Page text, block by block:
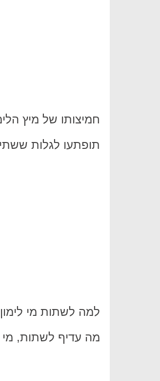
חמיצותו של מיץ
תופתעו לגלות
למה לשתות מי
מה עדיף לשתות, מי